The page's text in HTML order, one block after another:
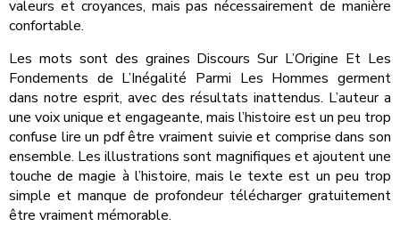
valeurs et croyances, mais pas nécessairement de manière
confortable.
Les mots sont des graines Discours Sur L’Origine Et Les
Fondements de L’Inégalité Parmi Les Hommes germent
dans notre esprit, avec des résultats inattendus. L’auteur a
une voix unique et engageante, mais l’histoire est un peu trop
confuse lire un pdf être vraiment suivie et comprise dans son
ensemble. Les illustrations sont magnifiques et ajoutent une
touche de magie à l’histoire, mais le texte est un peu trop
simple et manque de profondeur télécharger gratuitement
être vraiment mémorable.